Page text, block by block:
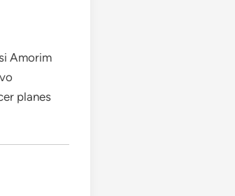
Amorim
planes